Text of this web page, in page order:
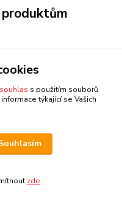
a pro většinu řidičů
pocítíte lepší odezvu od
bezúdržbové. Při
speciální mazivo na
souhlas s použitím souborů
týkající se Vašich
zde.